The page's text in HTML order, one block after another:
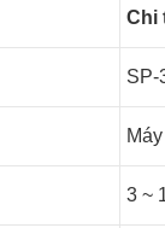
Chi
SP-
3 ~